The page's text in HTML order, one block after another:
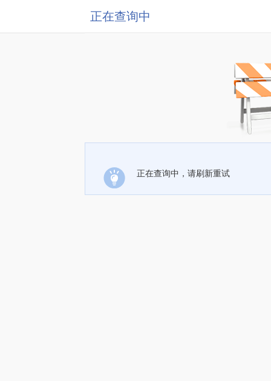
正在查询中
正在查询中，请刷新重试